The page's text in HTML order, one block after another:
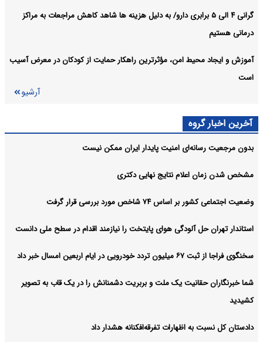
گرانی ۴ الی ۵ برابری دارو/ به دلیل هزینه ها شاهد کاهش مراجعات به مراکز
درمانی هستیم
آموزش و ایجاد محیط امن، مؤثرترین راهکار حمایت از کودکان در معرض آسیب
است
آرشیو
آخرین اخبار گروه
بدون مرجعیت رسانه‌ای امنیت پایدار ایران ممکن نیست
مشخص شدن زمان اعلام نتایج نهایی دکتری
وضعیت اجتماعی کشور بر اساس ۷۴ شاخص مورد بررسی قرار گرفت
استاندار تهران حل آلودگی هوای پایتخت را نیازمند اقدام در سطح ملی دانست
سخنگوی فراجا از ثبت ۶۷ میلیون تردد خودرویی در ایام اربعین امسال خبر داد
شما خبرنگاران حقانیت یک ملت و بربریت دشمنانش را در یک قاب به تصویر
کشیدید
دادستان کل نسبت به اظهارات تفرقه‌افکنانه هشدار داد